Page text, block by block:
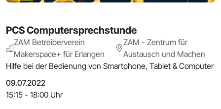
PCS Computersprechstunde
ZAM Betreiberverein
Makerspace+ für Erlangen
ZAM - Zentrum für
Austausch und Machen
Hilfe bei der Bedienung von Smartphone, Tablet & Computer
09.07.2022
15:15 - 18:00 Uhr